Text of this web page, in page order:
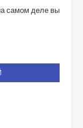
самом деле вы